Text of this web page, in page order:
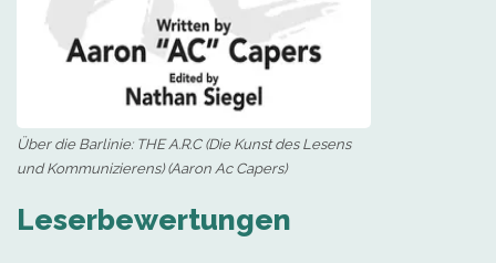
Über die Barlinie: THE A.R.C (Die Kunst des Lesens
und Kommunizierens) (Aaron Ac Capers)
Leserbewertungen